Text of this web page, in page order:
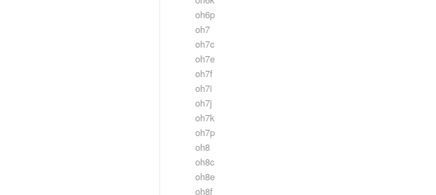
oh6p
oh7
oh7c
oh7e
oh7f
oh7i
oh7j
oh7k
oh7p
oh8
oh8c
oh8e
oh8f